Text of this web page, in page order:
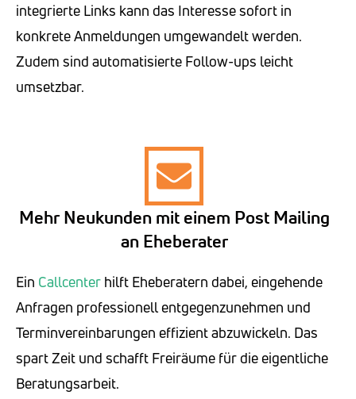
integrierte Links kann das Interesse sofort in
konkrete Anmeldungen umgewandelt werden.
Zudem sind automatisierte Follow-ups leicht
umsetzbar.
Mehr Neukunden mit einem Post Mailing
an Eheberater
Ein Callcenter hilft Eheberatern dabei, eingehende
Anfragen professionell entgegenzunehmen und
Terminvereinbarungen effizient abzuwickeln. Das
spart Zeit und schafft Freiräume für die eigentliche
Beratungsarbeit.